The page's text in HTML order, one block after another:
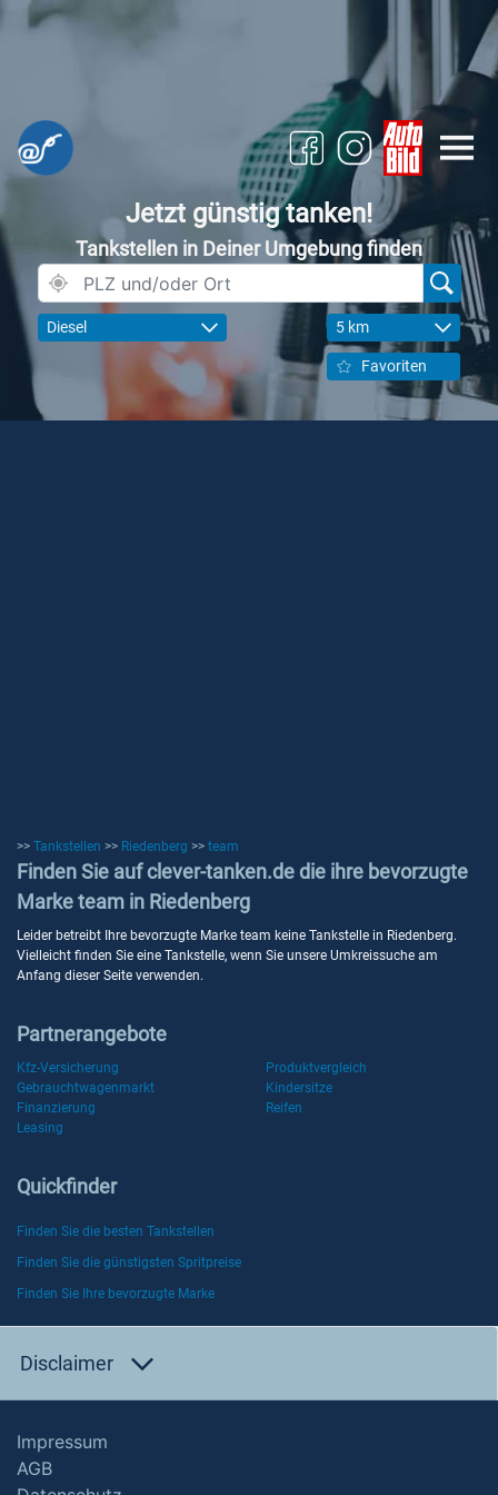
Jetzt günstig tanken!
Tankstellen in Deiner Umgebung finden
Diesel 5 km
Favoriten
>> Tankstellen >> Riedenberg >> team
Finden Sie auf clever-tanken.de die ihre bevorzugte
Marke team in Riedenberg
Leider betreibt Ihre bevorzugte Marke team keine Tankstelle in Riedenberg.
Vielleicht finden Sie eine Tankstelle, wenn Sie unsere Umkreissuche am
Anfang dieser Seite verwenden.
Partnerangebote
Kfz-Versicherung
Produktvergleich
Gebrauchtwagenmarkt
Kindersitze
Finanzierung
Reifen
Leasing
Quickfinder
Finden Sie die besten Tankstellen
Finden Sie die günstigsten Spritpreise
Finden Sie Ihre bevorzugte Marke
Disclaimer
Impressum
AGB